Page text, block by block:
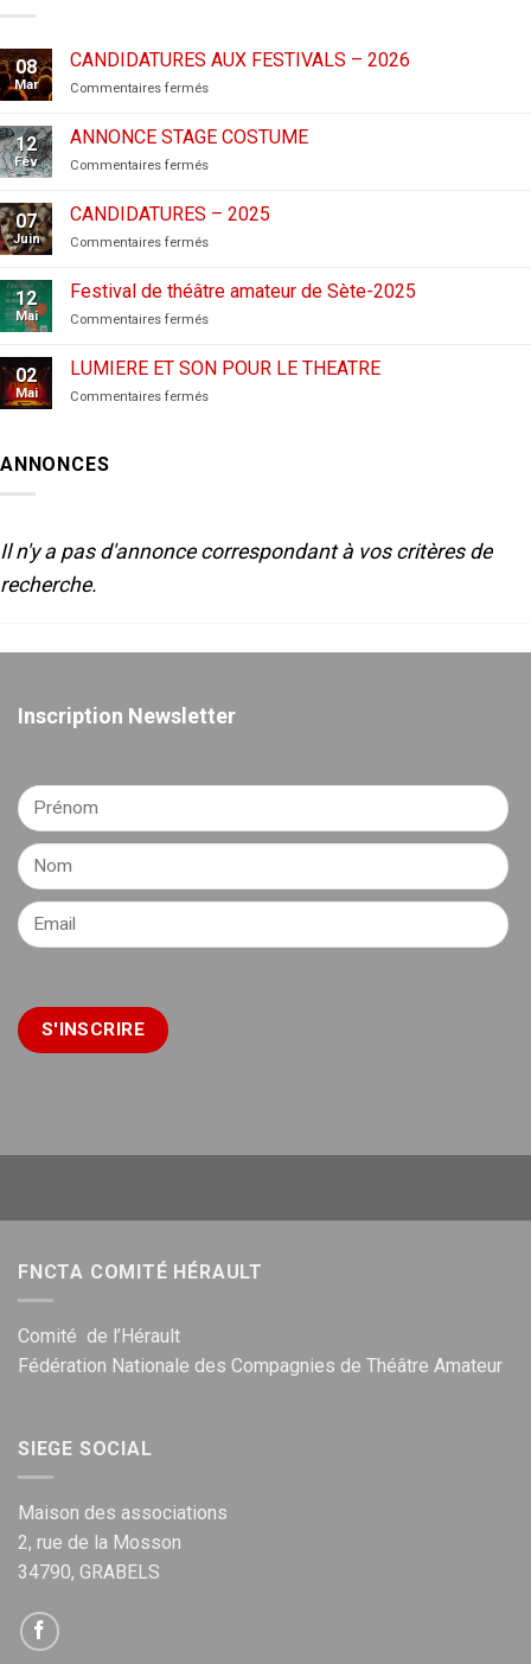
08
Mar
CANDIDATURES AUX FESTIVALS – 2026
Commentaires ferméssur
AUX
FESTIVALS
–
12
Fév
ANNONCE STAGE COSTUME
Commentaires ferméssur
STAGE
COSTUME
07
Juin
CANDIDATURES – 2025
Commentaires ferméssur
2025
12
Mai
Festival de théâtre amateur de Sète-2025
Commentaires ferméssur
de
théâtre
amateur
02
Mai
LUMIERE ET SON POUR LE THEATRE
Commentaires ferméssur
ANNONCES
Il n'y a pas d'annonce correspondant à vos critères de
recherche.
Inscription Newsletter
FNCTA COMITÉ HÉRAULT
Comité de l’Hérault
Fédération Nationale des Compagnies de Théâtre Amateur
SIEGE SOCIAL
Maison des associations
2, rue de la Mosson
34790, GRABELS